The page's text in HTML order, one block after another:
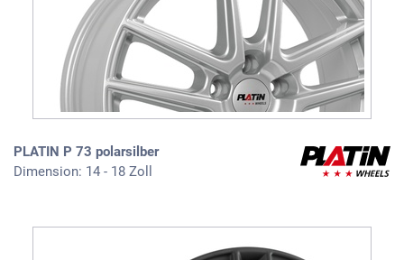
PLATIN P 73 polarsilber
Dimension: 14 - 18 Zoll